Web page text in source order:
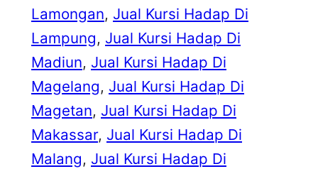
Lamongan, Jual Kursi Hadap Di
Lampung, Jual Kursi Hadap Di
Madiun, Jual Kursi Hadap Di
Magelang, Jual Kursi Hadap Di
Magetan, Jual Kursi Hadap Di
Makassar, Jual Kursi Hadap Di
Malang, Jual Kursi Hadap Di